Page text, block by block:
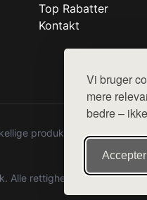
Vi bruger
mere
bedre –
Top Rabatter
Kontakt
produkter fra diverse
Alle rettigheder forbeholdes.